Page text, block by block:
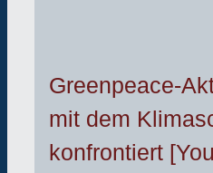
Greenpeace-
mit dem
konfrontiert